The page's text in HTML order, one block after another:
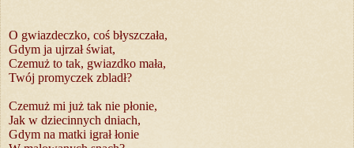
O gwiazdeczko, coś błyszczała,
Gdym ja ujrzał świat,
Czemuż to tak, gwiazdko mała,
Twój promyczek zbladł?
Czemuż mi już tak nie płonie,
Jak w dziecinnych dniach,
Gdym na matki igrał łonie